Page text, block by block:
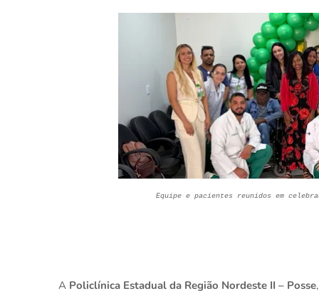
Equipe e pacientes reunidos em
A Policlínica Estadual da Região Nordeste II – Posse